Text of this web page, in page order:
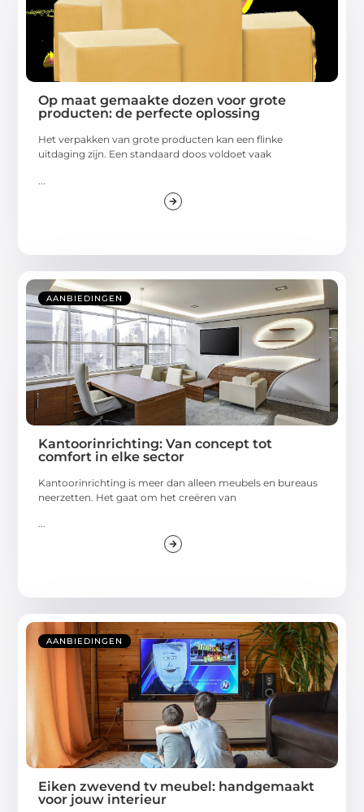
Op maat gemaakte dozen voor grote
producten: de perfecte oplossing
Het verpakken van grote producten kan een flinke
uitdaging zijn. Een standaard doos voldoet vaak
AANBIEDINGEN
Kantoorinrichting: Van concept tot
comfort in elke sector
Kantoorinrichting is meer dan alleen meubels en bureaus
neerzetten. Het gaat om het creëren van
...
AANBIEDINGEN
Eiken zwevend tv meubel: handgemaakt
voor jouw interieur